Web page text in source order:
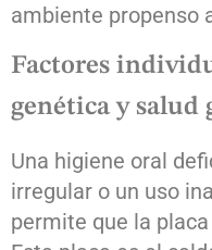
ambiente propenso
Factores
genética y salud
Una higiene oral
irregular o un uso
permite que la